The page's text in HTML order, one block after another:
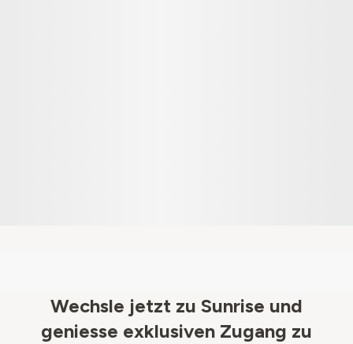
Wechsle jetzt zu Sunrise und
geniesse exklusiven Zugang zu